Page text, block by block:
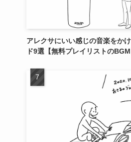
アレクサにいい感じの音楽をか
ド9選【無料プレイリストのBGM